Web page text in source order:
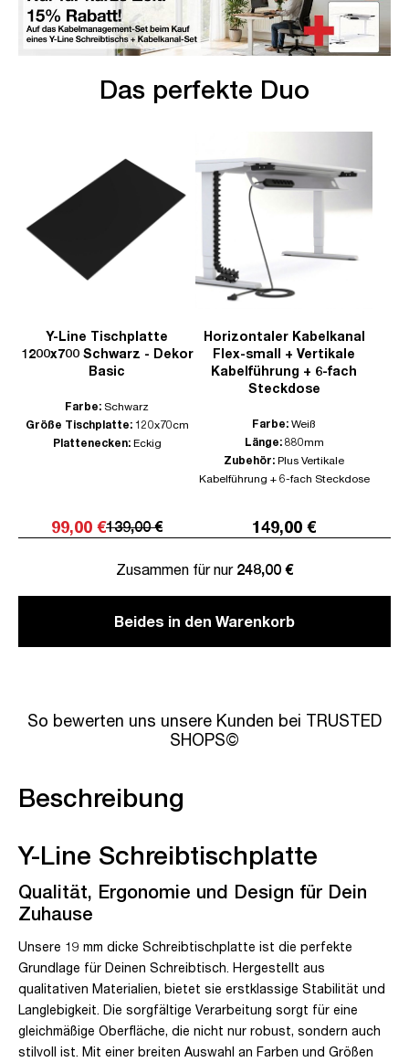
Das perfekte Duo
Y-Line Tischplatte
1200x700 Schwarz - Dekor
Basic
Farbe: Schwarz
Größe Tischplatte: 120x70cm
Plattenecken: Eckig
99,00 €139,00 €
Horizontaler Kabelkanal
Flex-small + Vertikale
Kabelführung + 6-fach
Steckdose
Farbe: Weiß
Länge: 880mm
Zubehör: Plus Vertikale
Kabelführung + 6-fach Steckdose
149,00 €
Zusammen für nur 248,00 €
Beides in den Warenkorb
So bewerten uns unsere Kunden bei TRUSTED
SHOPS©
Beschreibung
Y-Line Schreibtischplatte
Qualität, Ergonomie und Design für Dein
Zuhause
Unsere 19 mm dicke Schreibtischplatte ist die perfekte
Grundlage für Deinen Schreibtisch. Hergestellt aus
qualitativen Materialien, bietet sie erstklassige Stabilität und
Langlebigkeit. Die sorgfältige Verarbeitung sorgt für eine
gleichmäßige Oberfläche, die nicht nur robust, sondern auch
stilvoll ist. Mit einer breiten Auswahl an Farben und Größen